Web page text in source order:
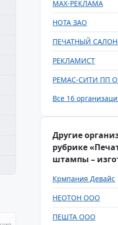
МАХ-РЕКЛАМА
НОТА ЗАО
ПЕЧАТНЫЙ
РЕКЛАМИСТ
РЕМАС-СИТИ ПП
Все 16
Другие
рубрике
штампы –
Крмпания Девайс
НЕОТОН ООО
ПЕШТА ООО